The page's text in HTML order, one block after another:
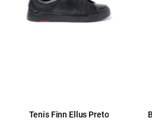
Tenis Finn Ellus Preto